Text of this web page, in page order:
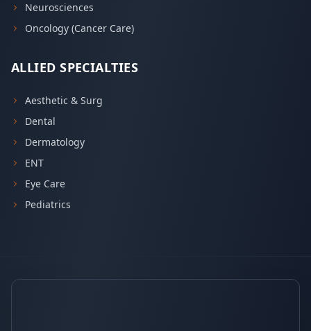
Neurosciences
Oncology (Cancer Care)
ALLIED SPECIALTIES
Aesthetic & Surg
Dental
Dermatology
ENT
Eye Care
Pediatrics